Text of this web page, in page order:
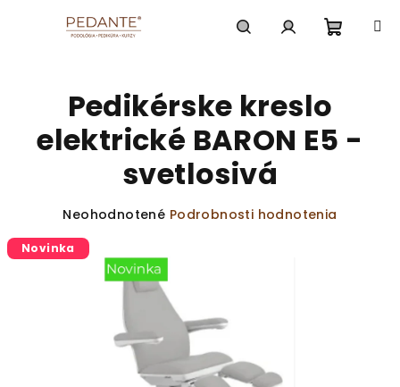
Pedikérske kreslo
elektrické BARON E5 -
svetlosivá
Priemerné
produktu
hviezdičiek.
Neohodnotené Podrobnosti hodnotenia
Novinka